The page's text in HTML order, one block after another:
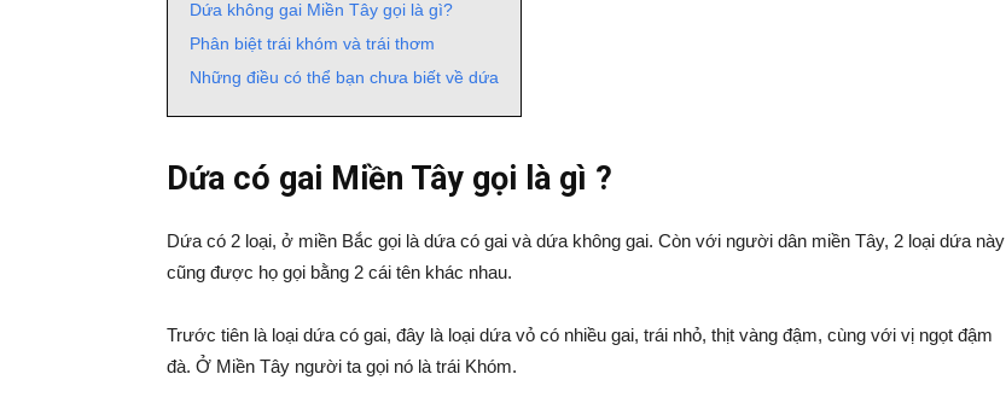
Dứa không gai Miền Tây gọi là gì?
Phân biệt trái khóm và trái thơm
Những điều có thể bạn chưa biết về dứa
Dứa có gai Miền Tây gọi là gì ?
Dứa có 2 loại, ở miền Bắc gọi là dứa có gai và dứa không gai. Còn với người dân miền Tây, 2 loại dứa này
cũng được họ gọi bằng 2 cái tên khác nhau.
Trước tiên là loại dứa có gai, đây là loại dứa vỏ có nhiều gai, trái nhỏ, thịt vàng đậm, cùng với vị ngọt đậm
đà. Ở Miền Tây người ta gọi nó là trái Khóm.